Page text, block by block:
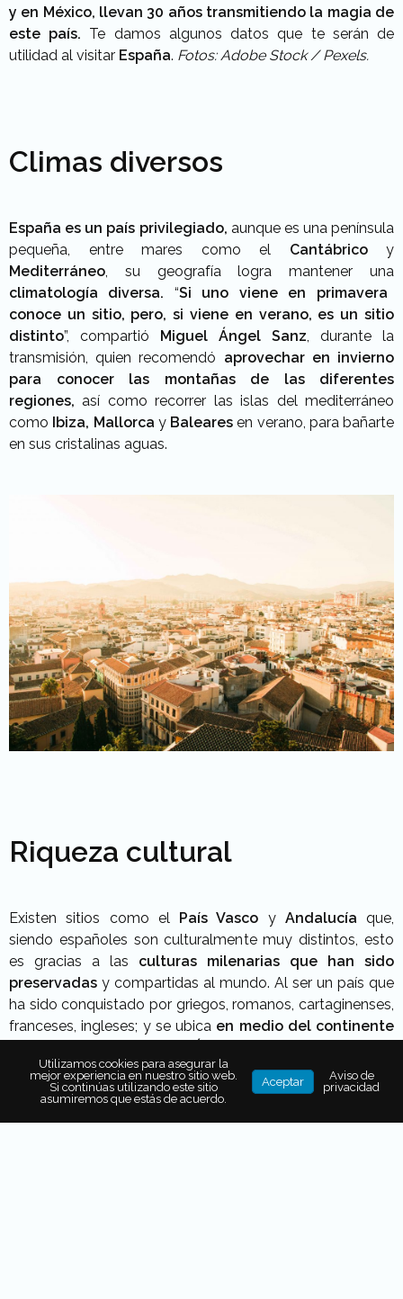
y en México, llevan 30 años transmitiendo la magia de
este país. Te damos algunos datos que te serán de
utilidad al visitar España. Fotos: Adobe Stock / Pexels.
Climas diversos
España es un país privilegiado, aunque es una península
pequeña, entre mares como el Cantábrico y
Mediterráneo, su geografía logra mantener una
climatología diversa. “Si uno viene en primavera
conoce un sitio, pero, si viene en verano, es un sitio
distinto”, compartió Miguel Ángel Sanz, durante la
transmisión, quien recomendó aprovechar en invierno
para conocer las montañas de las diferentes
regiones, así como recorrer las islas del mediterráneo
como Ibiza, Mallorca y Baleares en verano, para bañarte
en sus cristalinas aguas.
Riqueza cultural
Existen sitios como el País Vasco y Andalucía que,
siendo españoles son culturalmente muy distintos, esto
es gracias a las culturas milenarias que han sido
preservadas y compartidas al mundo. Al ser un país que
ha sido conquistado por griegos, romanos, cartaginenses,
franceses, ingleses; y se ubica en medio del continente
Mediterráneo; los pueblos que buscaban llegar a
diferentes partes del mundo tenían que pasar por
Utilizamos cookies para asegurar la
mejor experiencia en nuestro sitio web.
Si continúas utilizando este sitio
asumiremos que estás de acuerdo.
Aceptar
Aviso de
privacidad